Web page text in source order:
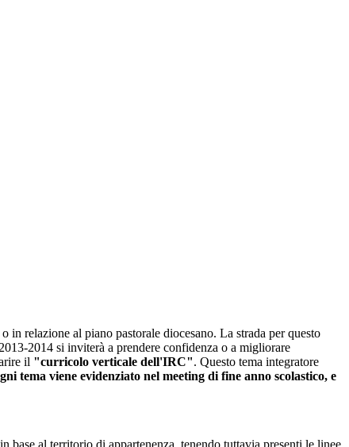
relazione al piano pastorale diocesano. La strada per questo
2014 si inviterà a prendere confidenza o a migliorare
il "curricolo verticale dell'IRC". Questo tema integratore
tema viene evidenziato nel meeting di fine anno scolastico, e
base al territorio di appartenenza, tenendo tuttavia presenti le linee